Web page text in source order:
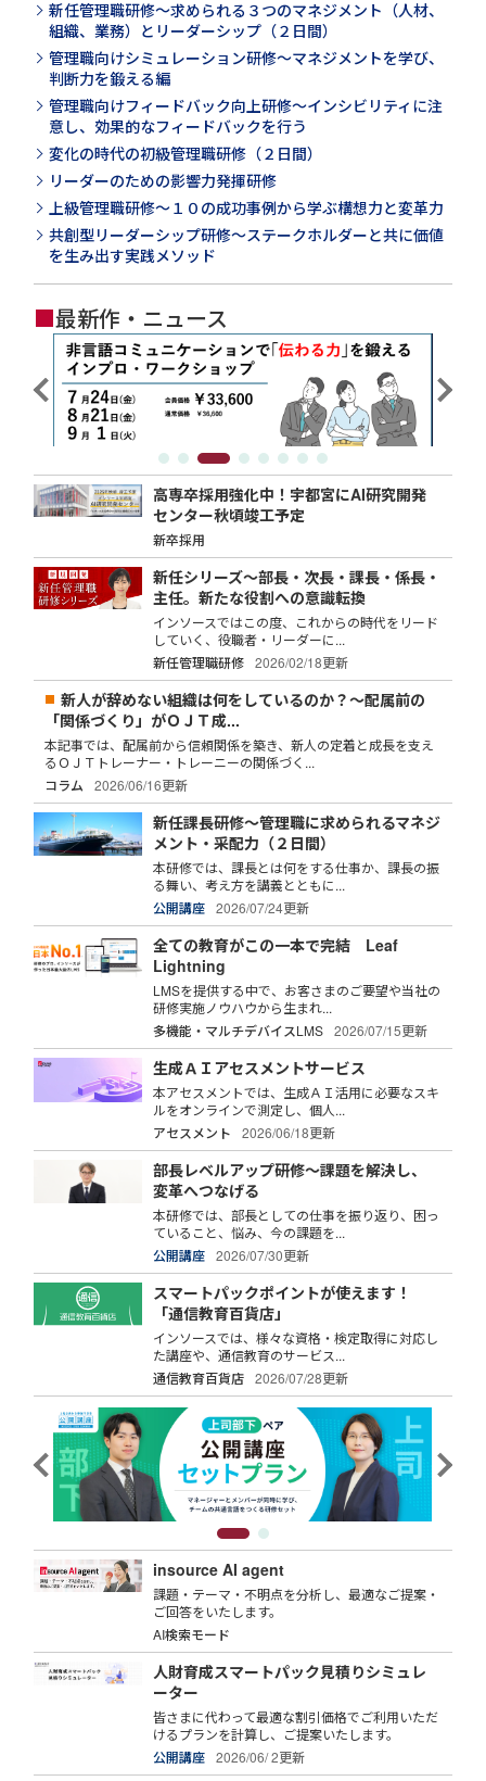
新任管理職研修～求められる３つのマネジメント（人材、
組織、業務）とリーダーシップ（２日間）
管理職向けシミュレーション研修～マネジメントを学び、
判断力を鍛える編
管理職向けフィードバック向上研修～インシビリティに注
意し、効果的なフィードバックを行う
変化の時代の初級管理職研修（２日間）
リーダーのための影響力発揮研修
上級管理職研修～１０の成功事例から学ぶ構想力と変革力
共創型リーダーシップ研修～ステークホルダーと共に価値
を生み出す実践メソッド
■最新作・ニュース
高専卒採用強化中！宇都宮にAI研究開発
センター秋頃竣工予定
新卒採用
新任シリーズ～部長・次長・課長・係長・
主任。新たな役割への意識転換
インソースではこの度、これからの時代をリード
していく、役職者・リーダーに...
新任管理職研修
2026/02/18更新
新人が辞めない組織は何をしているのか？～配属前の
「関係づくり」がＯＪＴ成...
本記事では、配属前から信頼関係を築き、新人の定着と成長を支え
るＯＪＴトレーナー・トレーニーの関係づく...
コラム
2026/06/16更新
新任課長研修～管理職に求められるマネジ
メント・采配力（２日間）
本研修では、課長とは何をする仕事か、課長の振
る舞い、考え方を講義とともに...
公開講座
2026/07/24更新
全ての教育がこの一本で完結 Leaf
Lightning
LMSを提供する中で、お客さまのご要望や当社の
研修実施ノウハウから生まれ...
多機能・マルチデバイスLMS
2026/07/15更新
生成ＡＩアセスメントサービス
本アセスメントでは、生成ＡＩ活用に必要なスキ
ルをオンラインで測定し、個人...
アセスメント
2026/06/18更新
部長レベルアップ研修～課題を解決し、
変革へつなげる
本研修では、部長としての仕事を振り返り、困っ
ていること、悩み、今の課題を...
公開講座
2026/07/30更新
スマートパックポイントが使えます！
「通信教育百貨店」
インソースでは、様々な資格・検定取得に対応し
た講座や、通信教育のサービス...
通信教育百貨店
2026/07/28更新
insource AI agent
課題・テーマ・不明点を分析し、最適なご提案・
ご回答をいたします。
AI検索モード
人財育成スマートパック見積りシミュレ
ーター
皆さまに代わって最適な割引価格でご利用いただ
けるプランを計算し、ご提案いたします。
公開講座
2026/06/ 2更新